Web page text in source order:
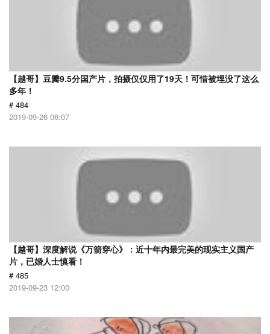
【越哥】豆瓣9.5分国产片，拍摄仅仅用了19天！可惜被埋没了这么
多年！
# 484
2019-09-26 06:07
【越哥】深度解说《万箭穿心》：近十年内最完美的现实主义国产
片，已婚人士慎看！
# 485
2019-09-23 12:00